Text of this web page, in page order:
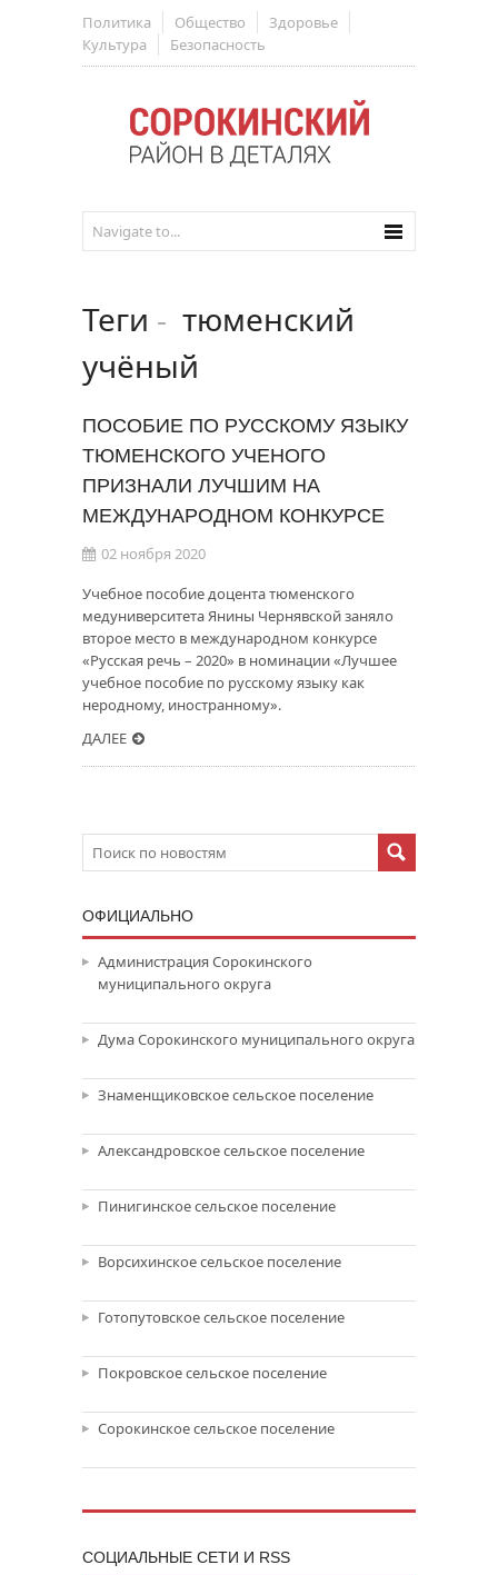
Политика Общество
Здоровье
Культура
Безопасность
Теги - тюменский
учёный
ПОСОБИЕ ПО РУССКОМУ ЯЗЫКУ
ТЮМЕНСКОГО УЧЕНОГО
ПРИЗНАЛИ ЛУЧШИМ НА
МЕЖДУНАРОДНОМ КОНКУРСЕ
02 ноября 2020
Учебное пособие доцента тюменского
медуниверситета Янины Чернявской заняло
второе место в международном конкурсе
«Русская речь – 2020» в номинации «Лучшее
учебное пособие по русскому языку как
неродному, иностранному».
ДАЛЕЕ
ОФИЦИАЛЬНО
Администрация Сорокинского
муниципального округа
Дума Сорокинского муниципального округа
Знаменщиковское сельское поселение
Александровское сельское поселение
Пинигинское сельское поселение
Ворсихинское сельское поселение
Готопутовское сельское поселение
Покровское сельское поселение
Сорокинское сельское поселение
CОЦИАЛЬНЫЕ СЕТИ И RSS